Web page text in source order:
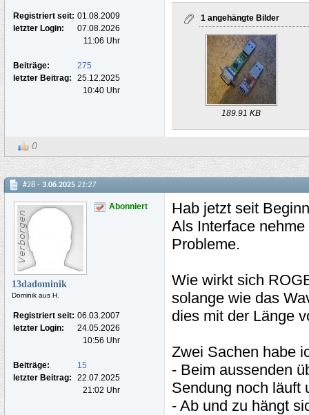
Registriert seit: 01.08.2009
letzter Login:
07.08.2026
11:06 Uhr
Beiträge:
275
letzter Beitrag:
25.12.2025
10:40 Uhr
1 angehängte Bilder
189.91 KB
0
#28 - 3.06.2025 21:27
Abonniert
13dadominik
Dominik aus H.
Registriert seit: 06.03.2007
letzter Login:
24.05.2026
10:56 Uhr
Beiträge:
15
letzter Beitrag:
22.07.2025
21:02 Uhr
Hab jetzt seit
Als Interface
Probleme.
Wie wirkt sich
solange wie das
dies mit der Länge
Zwei Sachen habe
- Beim aussenden
Sendung noch läuft
- Ab und zu hängt